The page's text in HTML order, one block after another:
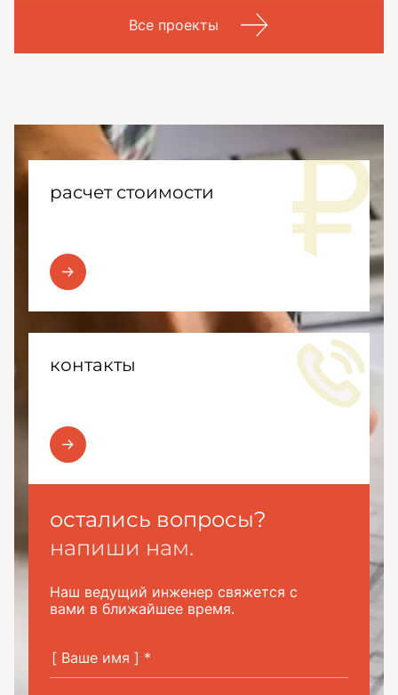
Все проекты
расчет стоимости
контакты
остались вопросы?
напиши нам.
Наш ведущий инженер свяжется с
вами в ближайшее время.